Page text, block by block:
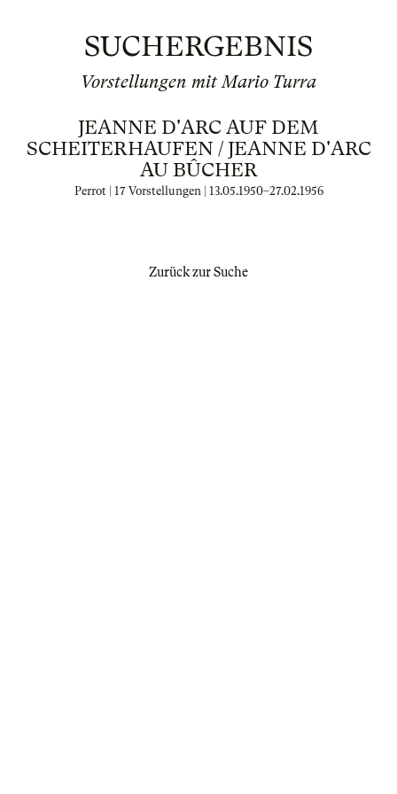
SUCHERGEBNIS
Vorstellungen mit Mario Turra
JEANNE D'ARC AUF DEM
SCHEITERHAUFEN / JEANNE D'ARC
AU BÛCHER
Perrot | 17 Vorstellungen | 13.05.1950–27.02.1956
Zurück zur Suche